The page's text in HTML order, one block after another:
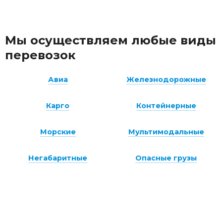
Мы осуществляем любые виды
перевозок
Авиа Железнодорожные
Карго Контейнерные
Морские Мультимодальные
Негабаритные Опасные грузы